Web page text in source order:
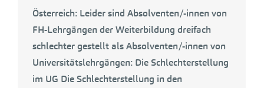
Österreich: Leider sind Absolventen/-innen von
FH-Lehrgängen der Weiterbildung dreifach
schlechter gestellt als Absolventen/-innen von
Universitätslehrgängen: Die Schlechterstellung
im UG Die Schlechterstellung in den